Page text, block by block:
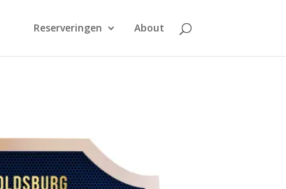
Reserveringen About